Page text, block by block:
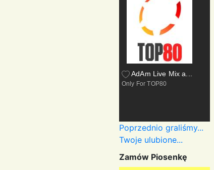
AdAm Live Mix a...
Only For TOP80
Poprzednio graliśmy...
Twoje ulubione...
Zamów Piosenkę